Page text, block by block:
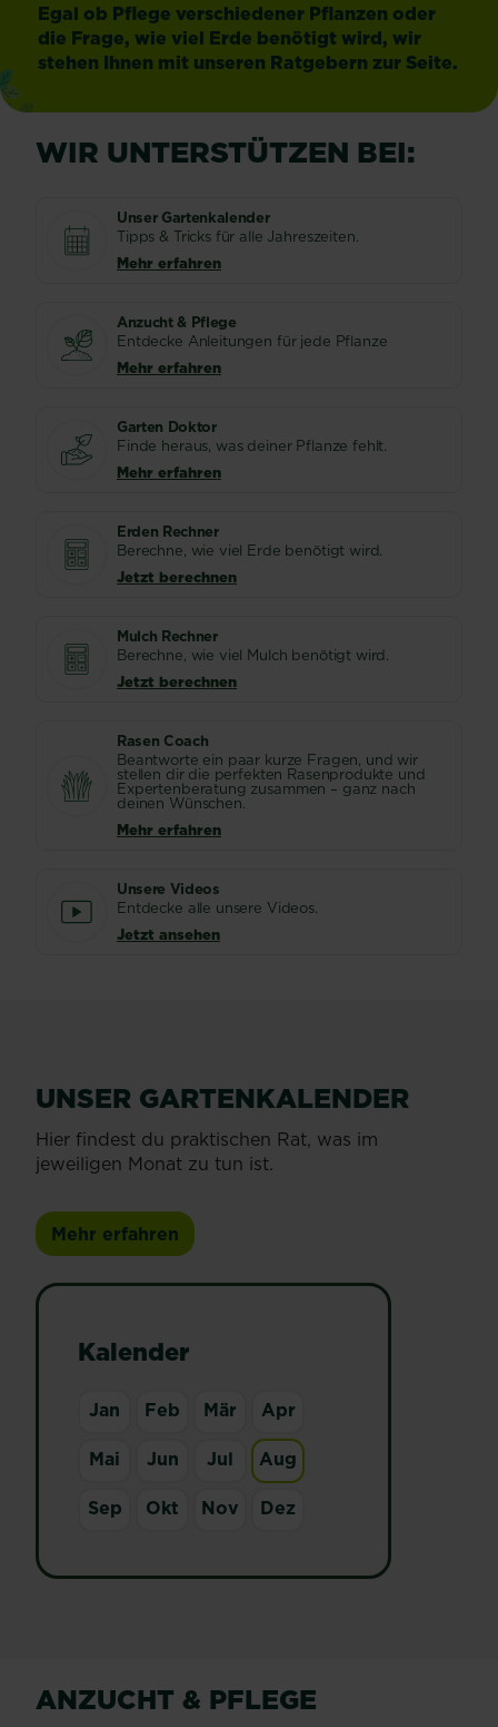
Egal ob Pflege verschiedener Pflanzen oder
die Frage, wie viel Erde benötigt wird, wir
stehen Ihnen mit unseren Ratgebern zur Seite.
WIR UNTERSTÜTZEN BEI:
Unser Gartenkalender
Tipps & Tricks für alle Jahreszeiten.
Mehr erfahren
Anzucht & Pflege
Entdecke Anleitungen für jede Pflanze
Mehr erfahren
Garten Doktor
Finde heraus, was deiner Pflanze fehlt.
Mehr erfahren
Erden Rechner
Berechne, wie viel Erde benötigt wird.
Jetzt berechnen
Mulch Rechner
Berechne, wie viel Mulch benötigt wird.
Jetzt berechnen
Rasen Coach
Beantworte ein paar kurze Fragen, und wir
stellen dir die perfekten Rasenprodukte und
Expertenberatung zusammen – ganz nach
deinen Wünschen.
Mehr erfahren
Unsere Videos
Entdecke alle unsere Videos.
Jetzt ansehen
UNSER GARTENKALENDER
Hier findest du praktischen Rat, was im
jeweiligen Monat zu tun ist.
Mehr erfahren
Kalender
Jan Feb Mär
Apr
Mai
Jun Jul
Aug
Sep
Okt Nov Dez
ANZUCHT & PFLEGE